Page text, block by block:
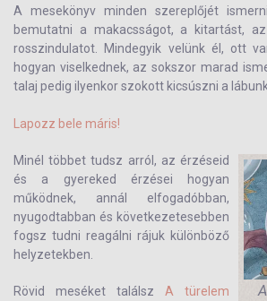
A mesekönyv minden szereplőjét
bemutatni a makacsságot, a kitartást,
rosszindulatot. Mindegyik velünk él, ott
hogyan viselkednek, az sokszor marad
talaj pedig ilyenkor szokott kicsúszni a lábunk
Lapozz bele máris!
Minél többet tudsz arról, az érzéseid
és a gyereked érzései hogyan
működnek, annál elfogadóbban,
nyugodtabban és következetesebben
fogsz tudni reagálni rájuk különböző
helyzetekben.
Rövid meséket találsz A türelem